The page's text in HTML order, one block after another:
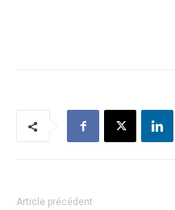
Article précédent